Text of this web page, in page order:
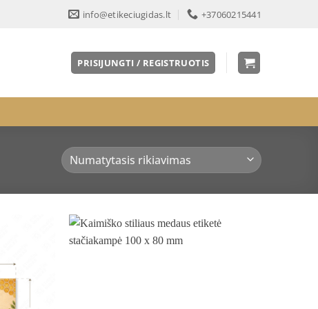
info@etikeciugidas.lt +37060215441
PRISIJUNGTI / REGISTRUOTIS